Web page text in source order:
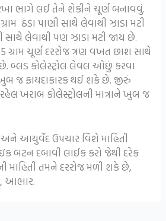
ભાગે લઈ તેને શેકીને ચૂર્ણ બનાવવું.
ઠંડા પાણી સાથે લેવાથી ઝાડા મટી
સાથે લેવાથી પણ ઝાડા મટી જાય છે.
ચૂર્ણ દરરોજ ત્રણ વખત છાશ સાથે
છે. બ્લડ કોલેસ્ટ્રોલ લેવલ ઓછું કરવા
જ ફાયદાકારક થઈ શકે છે. જીરું
ખરાબ કોલેસ્ટ્રોલની માત્રાને ખુબ જ
આયુર્વેદ ઉપચાર વિશે માહિતી
બટન દબાવી લાઈક કરો જેથી દરેક
માહિતી તમને દરરોજ મળી શકે છે,
આભાર.